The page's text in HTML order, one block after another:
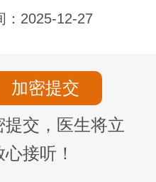
：2025-12-27
交，医生将立
心接听！